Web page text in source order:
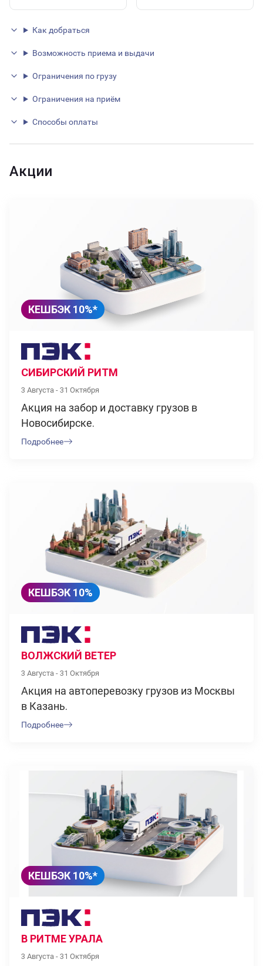
Как добраться
Возможность приема и выдачи
Ограничения по грузу
Ограничения на приём
Способы оплаты
Акции
КЕШБЭК 10%*
СИБИРСКИЙ РИТМ
3 Августа - 31 Октября
Акция на забор и доставку грузов в
Новосибирске.
Подробнее
КЕШБЭК 10%
ВОЛЖСКИЙ ВЕТЕР
3 Августа - 31 Октября
Акция на автоперевозку грузов из Москвы
в Казань.
Подробнее
КЕШБЭК 10%*
В РИТМЕ УРАЛА
3 Августа - 31 Октября